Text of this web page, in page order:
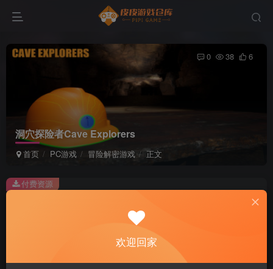
洞穴探险者Cave Explorers
首页 PC游戏 冒险解密游戏 正文
0 38 6
此内容为付费资源，请付费后查看
2积分
黄金会员免费 超级会员免费
付费资源
欢迎回家